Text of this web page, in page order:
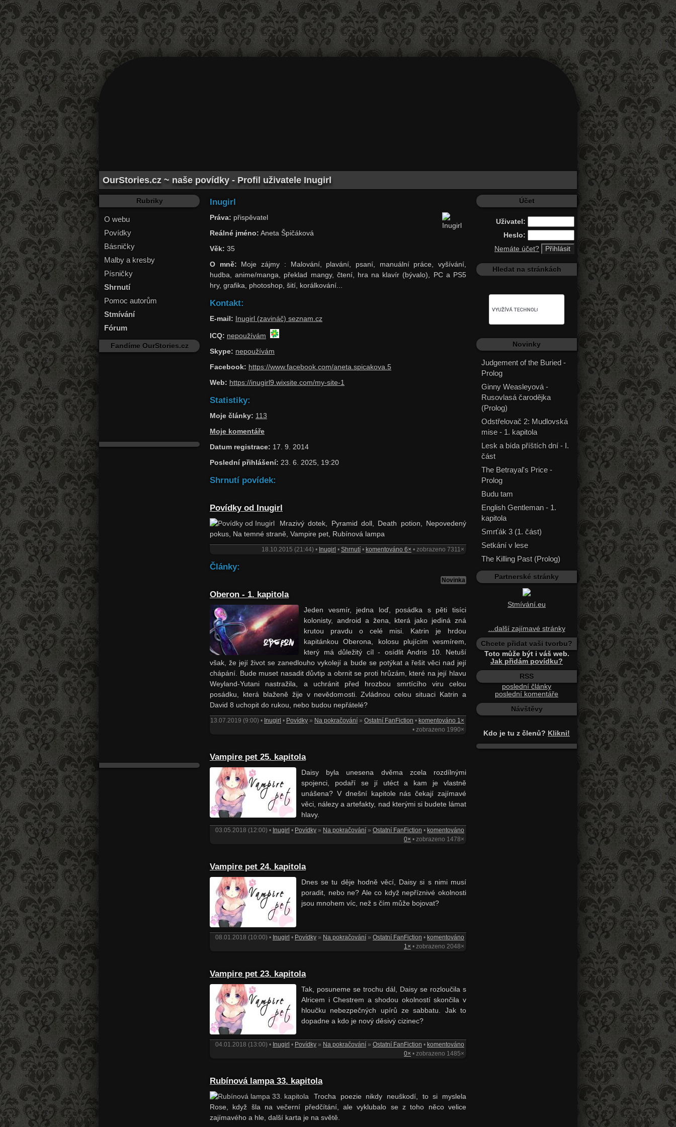
OurStories.cz ~ naše povídky - Profil uživatele Inugirl
Rubriky
O webu
Povídky
Básničky
Malby a kresby
Písničky
Shrnutí
Pomoc autorům
Stmívání
Fórum
Fandíme OurStories.cz
Inugirl
Práva: přispěvatel
Reálné jméno: Aneta Špičáková
Věk: 35
O mně: Moje zájmy : Malování, plavání, psaní, manuální práce, vyšívání,
hudba, anime/manga, překlad mangy, čtení, hra na klavír (bývalo), PC a PS5
hry, grafika, photoshop, šití, korálkování...
Kontakt:
E-mail: Inugirl (zavináč) seznam.cz
ICQ: nepoužívám
Skype: nepoužívám
Facebook: https://www.facebook.com/aneta.spicakova.5
Web: https://inugirl9.wixsite.com/my-site-1
Statistiky:
Moje články: 113
Moje komentáře
Datum registrace: 17. 9. 2014
Poslední přihlášení: 23. 6. 2025, 19:20
Shrnutí povídek:
Povídky od Inugirl
Mrazivý dotek, Pyramid doll, Death potion, Nepovedený
pokus, Na temné straně, Vampire pet, Rubínová lampa
18.10.2015 (21:44) • Inugirl • Shrnutí • komentováno 6× • zobrazeno 7311×
Články:
Novinka
Oberon - 1. kapitola
Jeden vesmír, jedna loď, posádka s pěti tisíci
kolonisty, android a žena, která jako jediná zná
krutou pravdu o celé misi. Katrin je hrdou
kapitánkou Oberona, kolosu plujícím vesmírem,
který má důležitý cíl - osídlit Andris 10. Netuší
však, že její život se zanedlouho vykolejí a bude se potýkat a řešit věci nad její
chápání. Bude muset nasadit důvtip a obrnit se proti hrůzám, které na její hlavu
Weyland-Yutani nastražila, a uchránit před hrozbou smrtícího viru celou
posádku, která blaženě žije v nevědomosti. Zvládnou celou situaci Katrin a
David 8 uchopit do rukou, nebo budou nepřátelé?
13.07.2019 (9:00) • Inugirl • Povídky » Na pokračování » Ostatní FanFiction • komentováno 1×
• zobrazeno 1990×
Vampire pet 25. kapitola
Daisy byla unesena dvěma zcela rozdílnými
spojenci, podaří se jí utéct a kam je vlastně
unášena? V dnešní kapitole nás čekají zajímavé
věci, nálezy a artefakty, nad kterými si budete lámat
hlavy.
03.05.2018 (12:00) • Inugirl • Povídky » Na pokračování » Ostatní FanFiction • komentováno
0× • zobrazeno 1478×
Vampire pet 24. kapitola
Dnes se tu děje hodně věcí, Daisy si s nimi musí
poradit, nebo ne? Ale co když nepříznivé okolnosti
jsou mnohem víc, než s čím může bojovat?
08.01.2018 (10:00) • Inugirl • Povídky » Na pokračování » Ostatní FanFiction • komentováno
1× • zobrazeno 2048×
Vampire pet 23. kapitola
Tak, posuneme se trochu dál, Daisy se rozloučila s
Alricem i Chestrem a shodou okolností skončila v
hloučku nebezpečných upírů ze sabbatu. Jak to
dopadne a kdo je nový děsivý cizinec?
04.01.2018 (13:00) • Inugirl • Povídky » Na pokračování » Ostatní FanFiction • komentováno
0× • zobrazeno 1485×
Rubínová lampa 33. kapitola
Trocha poezie nikdy neuškodí, to si myslela
Rose, když šla na večerní předčítání, ale vyklubalo se z toho něco velice
zajímavého a hle, další karta je na světě.
Účet
Uživatel:
Heslo:
Nemáte účet?
Hledat na stránkách
Novinky
Judgement of the Buried -
Prolog
Ginny Weasleyová -
Rusovlasá čarodějka
(Prolog)
Odstřelovač 2: Mudlovská
mise - 1. kapitola
Lesk a bída příštích dní - I.
část
The Betrayal's Price -
Prolog
Budu tam
English Gentleman - 1.
kapitola
Smrťák 3 (1. část)
Setkání v lese
The Killing Past (Prolog)
Partnerské stránky
Stmívání.eu
...další zajímavé stránky
Chcete přidat vaši tvorbu?
Toto může být i váš web.
Jak přidám povídku?
RSS
poslední články
poslední komentáře
Návštěvy
Kdo je tu z členů? Klikni!